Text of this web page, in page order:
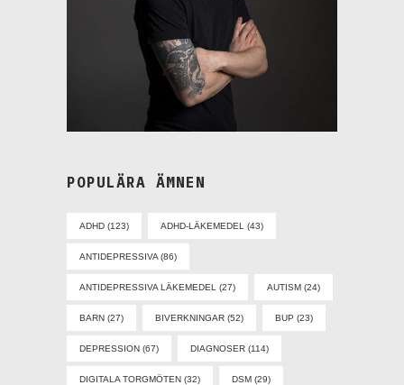
POPULÄRA ÄMNEN
ADHD (123) ADHD-LÄKEMEDEL (43)
ANTIDEPRESSIVA (86)
ANTIDEPRESSIVA LÄKEMEDEL (27) AUTISM (24)
BARN (27) BIVERKNINGAR (52) BUP (23)
DEPRESSION (67) DIAGNOSER (114)
DIGITALA TORGMÖTEN (32) DSM (29)